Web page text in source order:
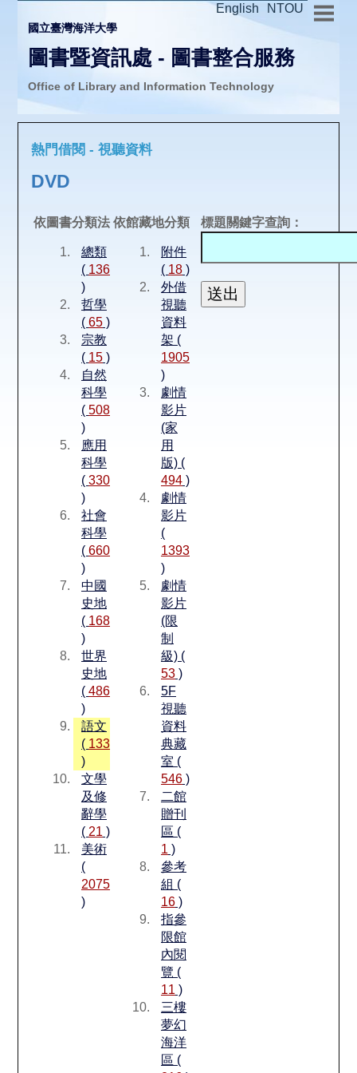
NTOU
English
國立臺灣海洋大學
圖書暨資訊處 - 圖書整合服務
Office of Library and Information Technology
推廣活動
圖書互借
線上報名
申請表單
空間借用
熱門借閱
個人借閱
熱門借閱 - 視聽資料
DVD
依圖書分類法
總類
( 136
)
哲學
( 65)
宗教
( 15)
自然
科學
( 508
)
應用
科學
( 330
)
社會
科學
( 660
)
中國
史地
( 168
)
世界
史地
( 486
)
語文
( 133
)
文學
及修
辭學
( 21 )
美術
(
2075
)
依館藏地分類
附件
( 18)
外借
視聽
資料
架 (
1905
)
劇情
影片
(家
用
版) (
494)
劇情
影片
(
1393
)
劇情
影片
(限
制
級) (
53)
5F
視聽
資料
典藏
室 (
546)
二館
贈刊
區 (
1 )
參考
組 (
16)
指參
限館
內閱
覽 (
11 )
三樓
夢幻
海洋
區 (
標題關鍵字查詢：